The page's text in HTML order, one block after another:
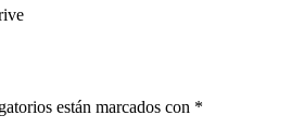
están marcados con *